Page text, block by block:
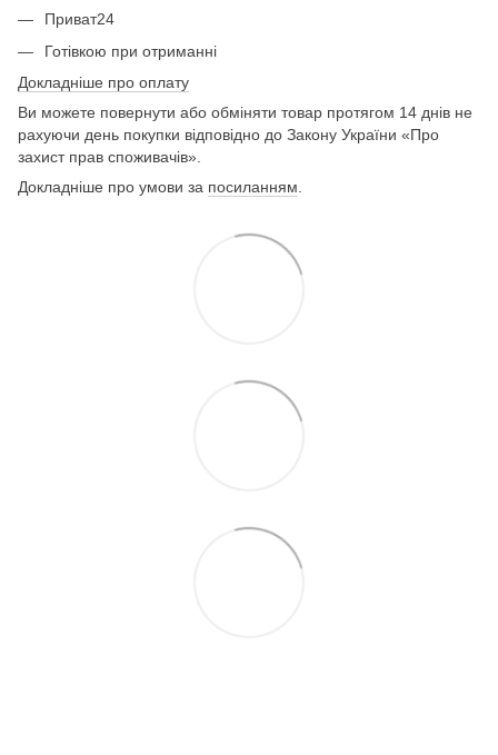
Приват24
Готівкою при отриманні
Докладніше про оплату
Ви можете повернути або обміняти товар протягом 14 днів не
рахуючи день покупки відповідно до Закону України «Про
захист прав споживачів».
Докладніше про умови за посиланням